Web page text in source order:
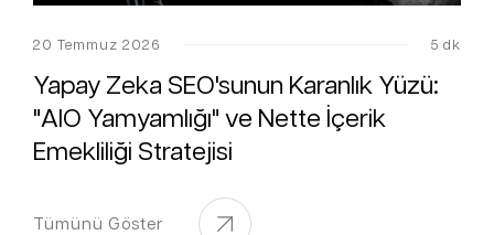
20 Temmuz 2026 5 dk
Yapay Zeka SEO'sunun Karanlık Yüzü:
"AIO Yamyamlığı" ve Nette İçerik
Emekliliği Stratejisi
Tümünü Göster